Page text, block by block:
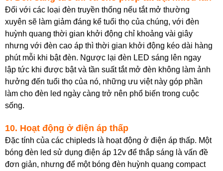
Đối với các loại đèn truyền thống nếu tắt mở thường
xuyên sẽ làm giảm đáng kể tuổi thọ của chúng, với đèn
huỳnh quang thời gian khởi động chỉ khoảng vài giây
nhưng với đèn cao áp thì thời gian khởi động kéo dài hàng
phút mỗi khi bật đèn. Ngược lại đèn LED sáng lên ngay
lập tức khi được bật và tần suất tắt mở đèn không làm ảnh
hưởng đến tuổi thọ của nó, những ưu việt này góp phần
làm cho đèn led ngày càng trở nên phổ biến trong cuộc
sống.
10. Hoạt động ở điện áp thấp
Đặc tính của các chipleds là hoạt động ở điện áp thấp. Một
bóng đèn led sử dụng điện áp 12v để thắp sáng là vấn đề
đơn giản, nhưng để một bóng đèn huỳnh quang compact